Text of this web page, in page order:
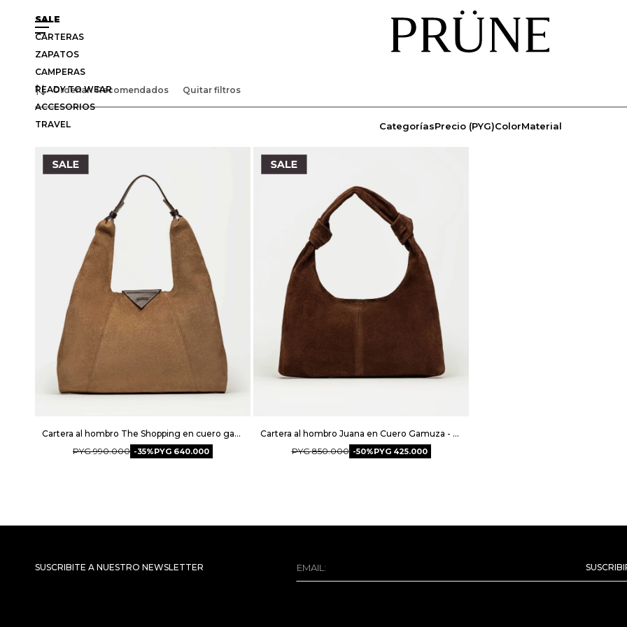
SALE
CARTERAS
ZAPATOS
CAMPERAS
READY TO WEAR
ACCESORIOS
TRAVEL
Quitar filtros
Recomendados
Cartera al hombro The Shopping en cuero gamuza - Marron
PYG 990.000 35 PYG 640.000
Cartera al hombro Juana en Cuero Gamuza - Marron
PYG 850.000 50 PYG 425.000
CategoríasPrecio (PYG)ColorMaterial
SUSCRIBITE A NUESTRO NEWSLETTER